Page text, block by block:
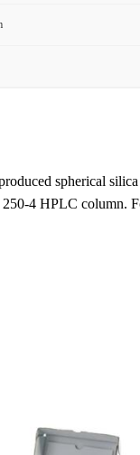
spherical
4 HPLC